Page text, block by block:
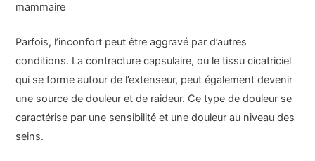
mammaire
Parfois, l’inconfort peut être aggravé par d’autres
conditions. La contracture capsulaire, ou le tissu cicatriciel
qui se forme autour de l’extenseur, peut également devenir
une source de douleur et de raideur. Ce type de douleur se
caractérise par une sensibilité et une douleur au niveau des
seins.